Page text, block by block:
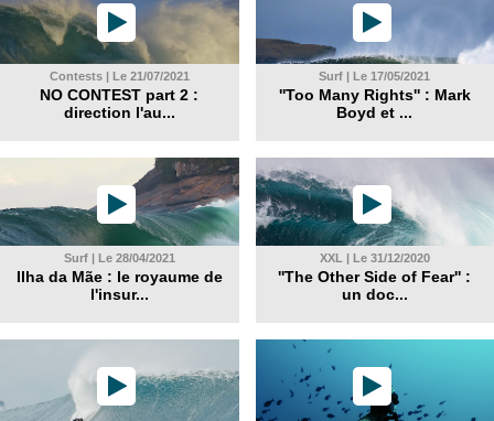
Contests | Le 21/07/2021
NO CONTEST part 2 :
direction l'au...
Surf | Le 17/05/2021
''Too Many Rights'' : Mark
Boyd et ...
Surf | Le 28/04/2021
Ilha da Mãe : le royaume de
l'insur...
XXL | Le 31/12/2020
''The Other Side of Fear'' :
un doc...